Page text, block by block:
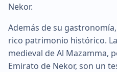
Nekor.
Además de su
rico patrimonio histórico.
medieval de Al Mazamma,
Emirato de Nekor, son un